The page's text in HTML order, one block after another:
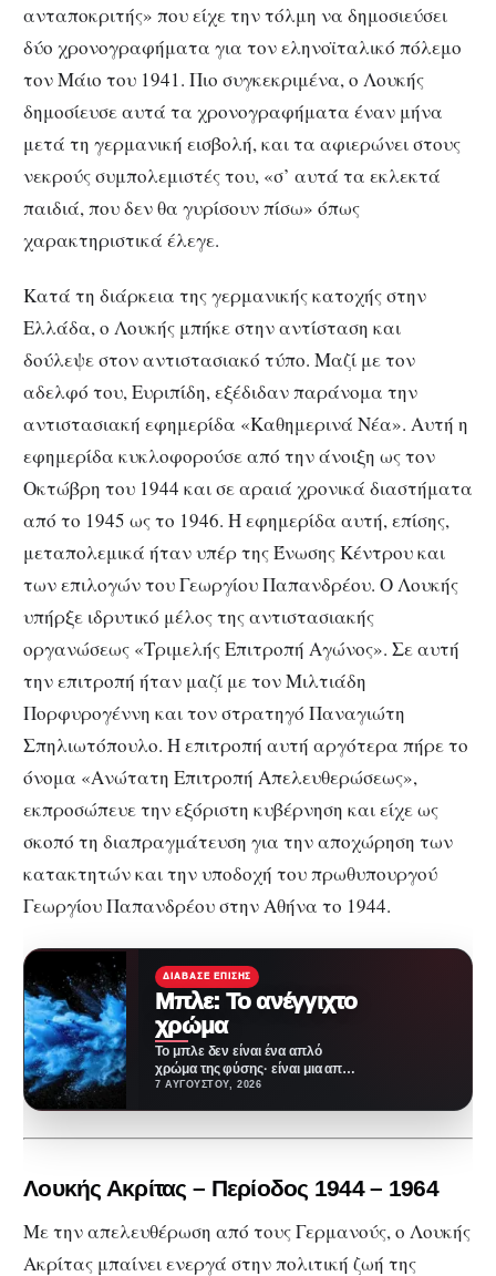
ανταποκριτής» που είχε την τόλμη να δημοσιεύσει
δύο χρονογραφήματα για τον εληνοϊταλικό πόλεμο
τον Μάιο του 1941. Πιο συγκεκριμένα, ο Λουκής
δημοσίευσε αυτά τα χρονογραφήματα έναν μήνα
μετά τη γερμανική εισβολή, και τα αφιερώνει στους
νεκρούς συμπολεμιστές του, «σ’ αυτά τα εκλεκτά
παιδιά, που δεν θα γυρίσουν πίσω» όπως
χαρακτηριστικά έλεγε.
Κατά τη διάρκεια της γερμανικής κατοχής στην
Ελλάδα, ο Λουκής μπήκε στην αντίσταση και
δούλεψε στον αντιστασιακό τύπο. Μαζί με τον
αδελφό του, Ευριπίδη, εξέδιδαν παράνομα την
αντιστασιακή εφημερίδα «Καθημερινά Νέα». Αυτή η
εφημερίδα κυκλοφορούσε από την άνοιξη ως τον
Οκτώβρη του 1944 και σε αραιά χρονικά διαστήματα
από το 1945 ως το 1946. Η εφημερίδα αυτή, επίσης,
μεταπολεμικά ήταν υπέρ της Ένωσης Κέντρου και
των επιλογών του Γεωργίου Παπανδρέου. Ο Λουκής
υπήρξε ιδρυτικό μέλος της αντιστασιακής
οργανώσεως «Τριμελής Επιτροπή Αγώνος». Σε αυτή
την επιτροπή ήταν μαζί με τον Μιλτιάδη
Πορφυρογέννη και τον στρατηγό Παναγιώτη
Σπηλιωτόπουλο. Η επιτροπή αυτή αργότερα πήρε το
όνομα «Ανώτατη Επιτροπή Απελευθερώσεως»,
εκπροσώπευε την εξόριστη κυβέρνηση και είχε ως
σκοπό τη διαπραγμάτευση για την αποχώρηση των
κατακτητών και την υποδοχή του πρωθυπουργού
Γεωργίου Παπανδρέου στην Αθήνα το 1944.
ΔΙΆΒΑΣΕ ΕΠΊΣΗΣ
Μπλε: Το ανέγγιχτο
χρώμα
Το μπλε δεν είναι ένα απλό
χρώμα της φύσης· είναι μια από
τις πιο επιτυχημένες
7 ΑΥΓΟΎΣΤΟΥ, 2026
Λουκής Ακρίτας – Περίοδος 1944 – 1964
Με την απελευθέρωση από τους Γερμανούς, ο Λουκής
Ακρίτας μπαίνει ενεργά στην πολιτική ζωή της